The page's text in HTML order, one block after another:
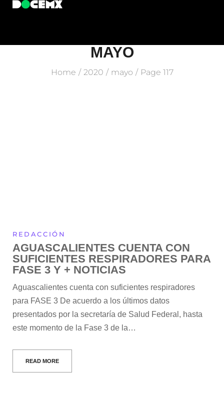
MAYO
Home / 2020 / mayo / Page 117
REDACCIÓN
AGUASCALIENTES CUENTA CON
SUFICIENTES RESPIRADORES PARA
FASE 3 Y + NOTICIAS
Aguascalientes cuenta con suficientes respiradores
para FASE 3 De acuerdo a los últimos datos
presentados por la secretaría de Salud Federal, hasta
este momento de la Fase 3 de la…
READ MORE